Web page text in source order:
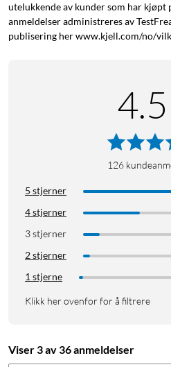
utelukkende av kunder som har
anmeldelser administreres av
publisering her www.kjell.com/no/
4.5
126
5 stjerner
4 stjerner
3 stjerner
2 stjerner
1 stjerne
Klikk her ovenfor for å filtrere
Viser 3 av 36 anmeldelser